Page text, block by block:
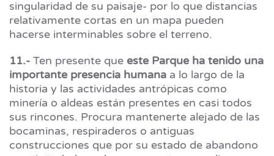
singularidad de su paisaje- por lo que distancias
relativamente cortas en un mapa pueden
hacerse interminables sobre el terreno.
11.- Ten presente que este Parque ha tenido una
importante presencia humana a lo largo de la
historia y las actividades antrópicas como
minería o aldeas están presentes en casi todos
sus rincones. Procura mantenerte alejado de las
bocaminas, respiraderos o antiguas
construcciones que por su estado de abandono